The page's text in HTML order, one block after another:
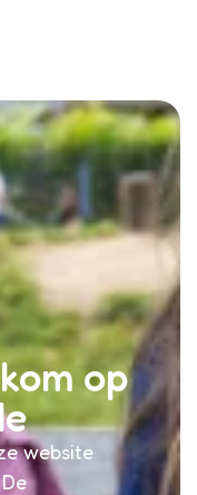
op
website